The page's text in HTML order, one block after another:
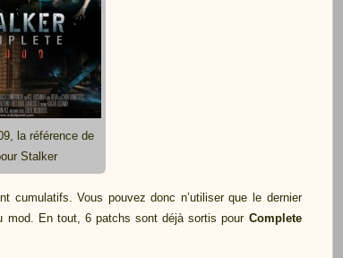
la référence de
Stalker
cumulatifs. Vous pouvez donc n’utiliser que le dernier
mod. En tout, 6 patchs sont déjà sortis pour Complete